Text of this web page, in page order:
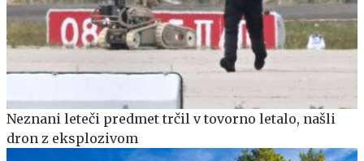
Neznani leteči predmet trčil v tovorno letalo, našli
dron z eksplozivom